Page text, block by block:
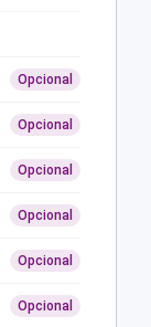
Opcional
Opcional
Opcional
Opcional
Opcional
Opcional